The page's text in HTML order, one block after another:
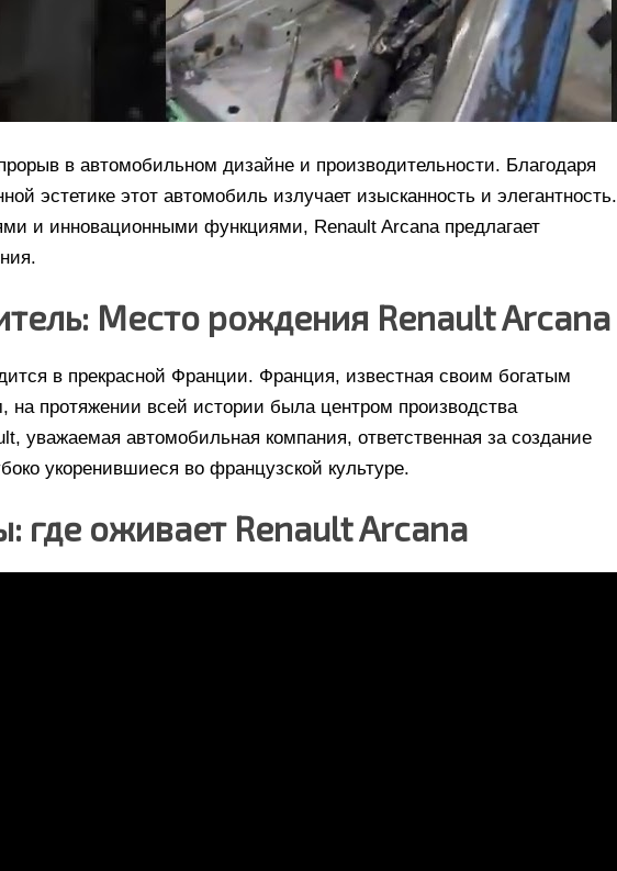
в автомобильном дизайне и производительности. Благодаря
эстетике этот автомобиль излучает изысканность и элегантность.
и инновационными функциями, Renault Arcana предлагает
Место рождения Renault Arcana
в прекрасной Франции. Франция, известная своим богатым
протяжении всей истории была центром производства
уважаемая автомобильная компания, ответственная за создание
укоренившиеся во французской культуре.
где оживает Renault Arcana